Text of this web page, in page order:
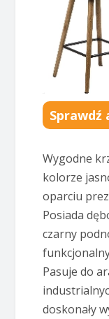
Sprawdź
Wygodne
kolorze
oparciu
Posiada
czarny
Pasuje do
doskonały